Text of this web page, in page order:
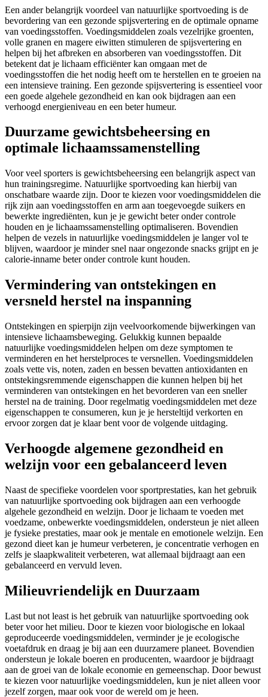
Een ander belangrijk voordeel van natuurlijke sportvoeding is de
bevordering van een gezonde spijsvertering en de optimale opname
van voedingsstoffen. Voedingsmiddelen zoals vezelrijke groenten,
volle granen en magere eiwitten stimuleren de spijsvertering en
helpen bij het afbreken en absorberen van voedingsstoffen. Dit
betekent dat je lichaam efficiënter kan omgaan met de
voedingsstoffen die het nodig heeft om te herstellen en te groeien na
een intensieve training. Een gezonde spijsvertering is essentieel voor
een goede algehele gezondheid en kan ook bijdragen aan een
verhoogd energieniveau en een beter humeur.
Duurzame gewichtsbeheersing en
optimale lichaamssamenstelling
Voor veel sporters is gewichtsbeheersing een belangrijk aspect van
hun trainingsregime. Natuurlijke sportvoeding kan hierbij van
onschatbare waarde zijn. Door te kiezen voor voedingsmiddelen die
rijk zijn aan voedingsstoffen en arm aan toegevoegde suikers en
bewerkte ingrediënten, kun je je gewicht beter onder controle
houden en je lichaamssamenstelling optimaliseren. Bovendien
helpen de vezels in natuurlijke voedingsmiddelen je langer vol te
blijven, waardoor je minder snel naar ongezonde snacks grijpt en je
calorie-inname beter onder controle kunt houden.
Vermindering van ontstekingen en
versneld herstel na inspanning
Ontstekingen en spierpijn zijn veelvoorkomende bijwerkingen van
intensieve lichaamsbeweging. Gelukkig kunnen bepaalde
natuurlijke voedingsmiddelen helpen om deze symptomen te
verminderen en het herstelproces te versnellen. Voedingsmiddelen
zoals vette vis, noten, zaden en bessen bevatten antioxidanten en
ontstekingsremmende eigenschappen die kunnen helpen bij het
verminderen van ontstekingen en het bevorderen van een sneller
herstel na de training. Door regelmatig voedingsmiddelen met deze
eigenschappen te consumeren, kun je je hersteltijd verkorten en
ervoor zorgen dat je klaar bent voor de volgende uitdaging.
Verhoogde algemene gezondheid en
welzijn voor een gebalanceerd leven
Naast de specifieke voordelen voor sportprestaties, kan het gebruik
van natuurlijke sportvoeding ook bijdragen aan een verhoogde
algehele gezondheid en welzijn. Door je lichaam te voeden met
voedzame, onbewerkte voedingsmiddelen, ondersteun je niet alleen
je fysieke prestaties, maar ook je mentale en emotionele welzijn. Een
gezond dieet kan je humeur verbeteren, je concentratie verhogen en
zelfs je slaapkwaliteit verbeteren, wat allemaal bijdraagt aan een
gebalanceerd en vervuld leven.
Milieuvriendelijk en Duurzaam
Last but not least is het gebruik van natuurlijke sportvoeding ook
beter voor het milieu. Door te kiezen voor biologische en lokaal
geproduceerde voedingsmiddelen, verminder je je ecologische
voetafdruk en draag je bij aan een duurzamere planeet. Bovendien
ondersteun je lokale boeren en producenten, waardoor je bijdraagt
aan de groei van de lokale economie en gemeenschap. Door bewust
te kiezen voor natuurlijke voedingsmiddelen, kun je niet alleen voor
jezelf zorgen, maar ook voor de wereld om je heen.